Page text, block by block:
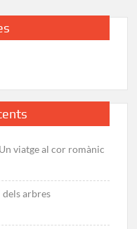
viatge al cor romànic
dels arbres